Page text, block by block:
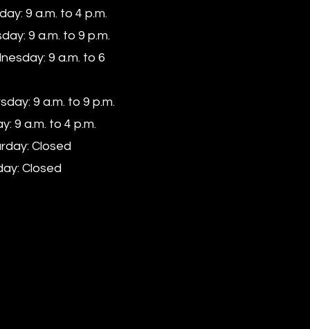
9 a.m. to 4 p.m.
9 a.m. to 9 p.m.
9 a.m. to 6
9 a.m. to 9 p.m.
9 a.m. to 4 p.m.
Closed
Closed